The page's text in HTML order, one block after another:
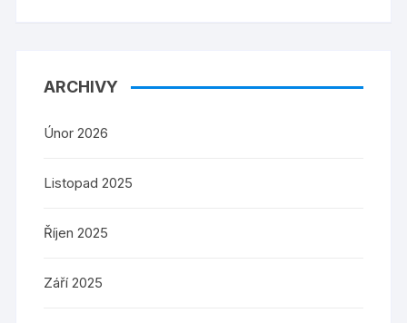
ARCHIVY
Únor 2026
Listopad 2025
Říjen 2025
Září 2025